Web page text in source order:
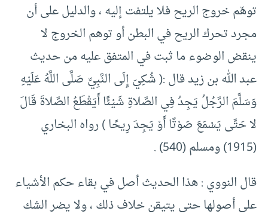
توهّم خروج الريح فلا يلتفت إليه ، والدليل على أن
مجرد تحرك الريح في البطن أو توهم الخروج لا
ينقض الوضوء ما ثبت في المتفق عليه من حديث
عبد الله بن زيد قال :( شُكِيَ إِلَى النَّبِيِّ صَلَّى اللَّهُ عَلَيْهِ
وَسَلَّمَ الرَّجُلُ يَجِدُ فِي الصَّلاةِ شَيْئًا أَيَقْطَعُ الصَّلاةَ قَالَ
لا حَتَّى يَسْمَعَ صَوْتًا أَوْ يَجِدَ رِيحًا ) رواه البخاري
(1915) ومسلم (540) .
قال النووي : هذا الحديث أصل في بقاء حكم الأشياء
على أصولها حتى يتيقن خلاف ذلك ، ولا يضر الشك